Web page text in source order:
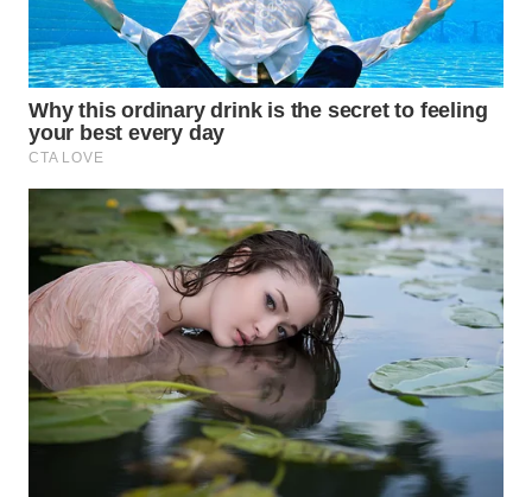
WN
SOLO
WN
BOROBUDUR
MADURA
WN
SURABAYA
WN
NATUNA